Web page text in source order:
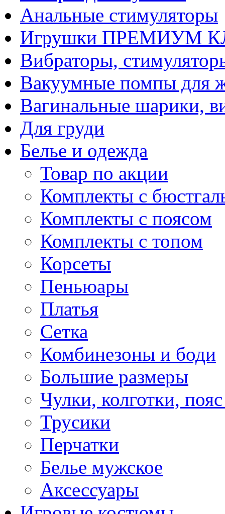
Анальные стимуляторы
Игрушки ПРЕМИУМ
Вибраторы,
Вакуумные помпы для
Вагинальные шарики,
Для груди
Белье и одежда
Товар по акции
Комплекты с
Комплекты с поясом
Комплекты с топом
Корсеты
Пеньюары
Платья
Сетка
Комбинезоны и боди
Большие размеры
Чулки, колготки,
Трусики
Перчатки
Белье мужское
Аксессуары